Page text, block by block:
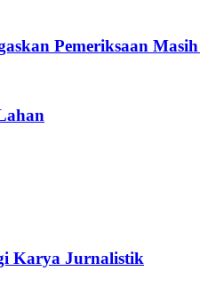
Pemeriksaan
Karya Jurnalistik